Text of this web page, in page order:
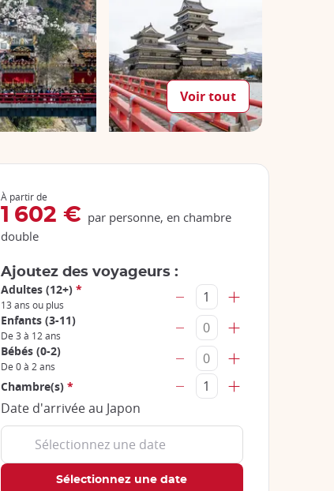
Voir tout
À partir de
1 602 € par personne, en chambre
double
Ajoutez des voyageurs :
Adultes (12+) *
13 ans ou plus
Enfants (3-11)
De 3 à 12 ans
Bébés (0-2)
De 0 à 2 ans
Chambre(s) *
Date d'arrivée au Japon